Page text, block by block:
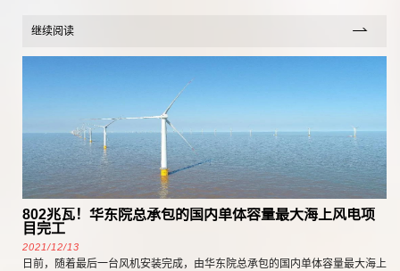
继续阅读
802兆瓦！华东院总承包的国内单体容量最大海上风电项
目完工
2021/12/13
日前，随着最后一台风机安装完成，由华东院总承包的国内单体容量最大海上